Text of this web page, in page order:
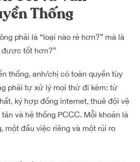
Thống
phải là “loại nào rẻ hơn?” mà là
được tốt hơn?”
thống, anh/chị có toàn quyền tùy
phải tự xử lý mọi thứ đi kèm: từ
ký hợp đồng internet, thuê đội vệ
và hệ thống PCCC. Mỗi khoản là
một đầu việc riêng và một rủi ro